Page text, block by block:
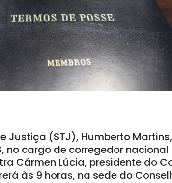
Justiça (STJ), Humberto
no cargo de corregedor nacional
Cármen Lúcia, presidente do
às 9 horas, na sede do